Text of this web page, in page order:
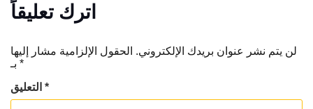
اترك تعليقاً
لن يتم نشر عنوان بريدك الإلكتروني. الحقول الإلزامية مشار إليها
*
*